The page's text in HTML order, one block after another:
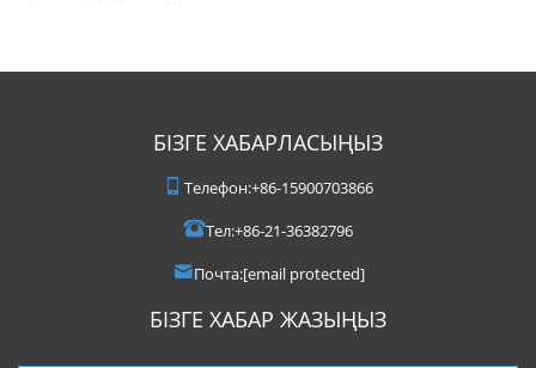
БІЗГЕ ХАБАРЛАСЫҢЫЗ
Телефон:+86-15900703866
Тел:+86-21-36382796
Почта:[email protected]
БІЗГЕ ХАБАР ЖАЗЫҢЫЗ